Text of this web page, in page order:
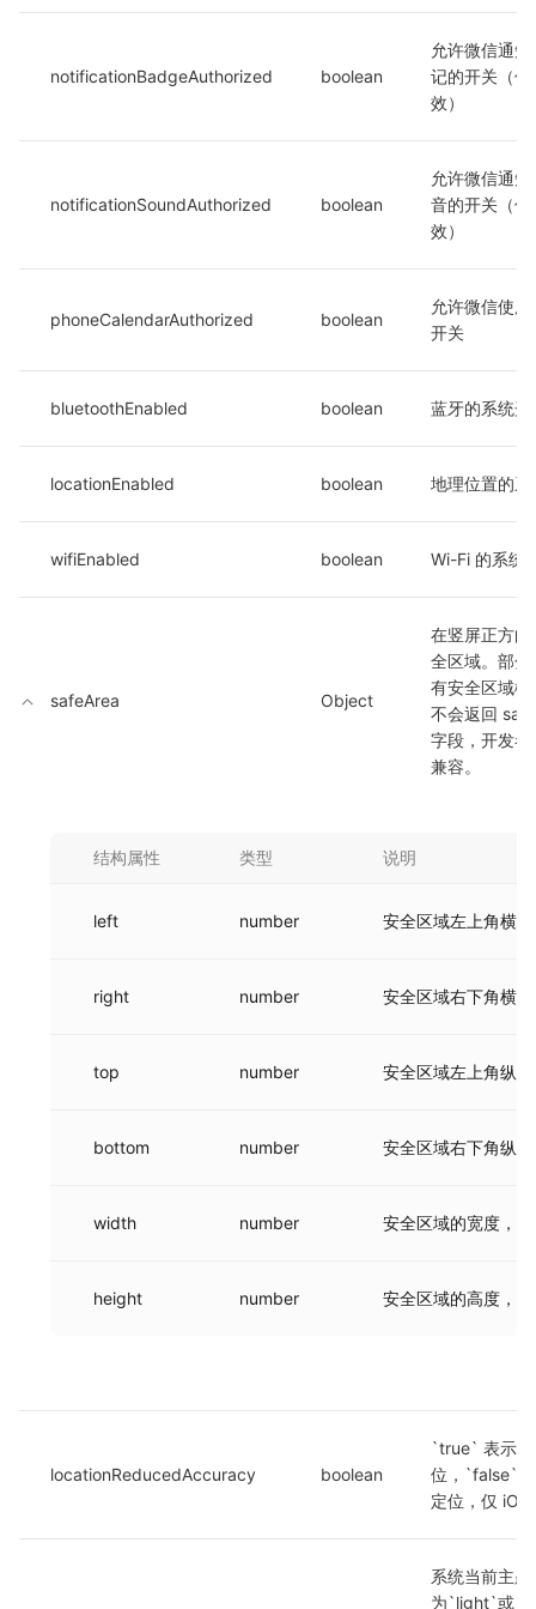
notificationBadgeAuthorized boolean
允许微信通知
记的开关（仅
效）
notificationSoundAuthorized boolean
允许微信通知
音的开关（仅
效）
phoneCalendarAuthorized boolean
允许微信使用
开关
bluetoothEnabled boolean 蓝牙的系统开
locationEnabled boolean 地理位置的系
wifiEnabled boolean Wi-Fi 的系统
safeArea Object
在竖屏正方向
全区域。部分
有安全区域概
不会返回
字段，开发者
兼容。
结构属性 类型 说明
left number 安全区域左上角横
right number 安全区域右下角横
top number 安全区域左上角纵
bottom number 安全区域右下角纵
width number 安全区域的宽度，
height number 安全区域的高度，
locationReducedAccuracy boolean
`true` 表示模
位，`false`
定位，仅 iOS
系统当前主题
为`light`或